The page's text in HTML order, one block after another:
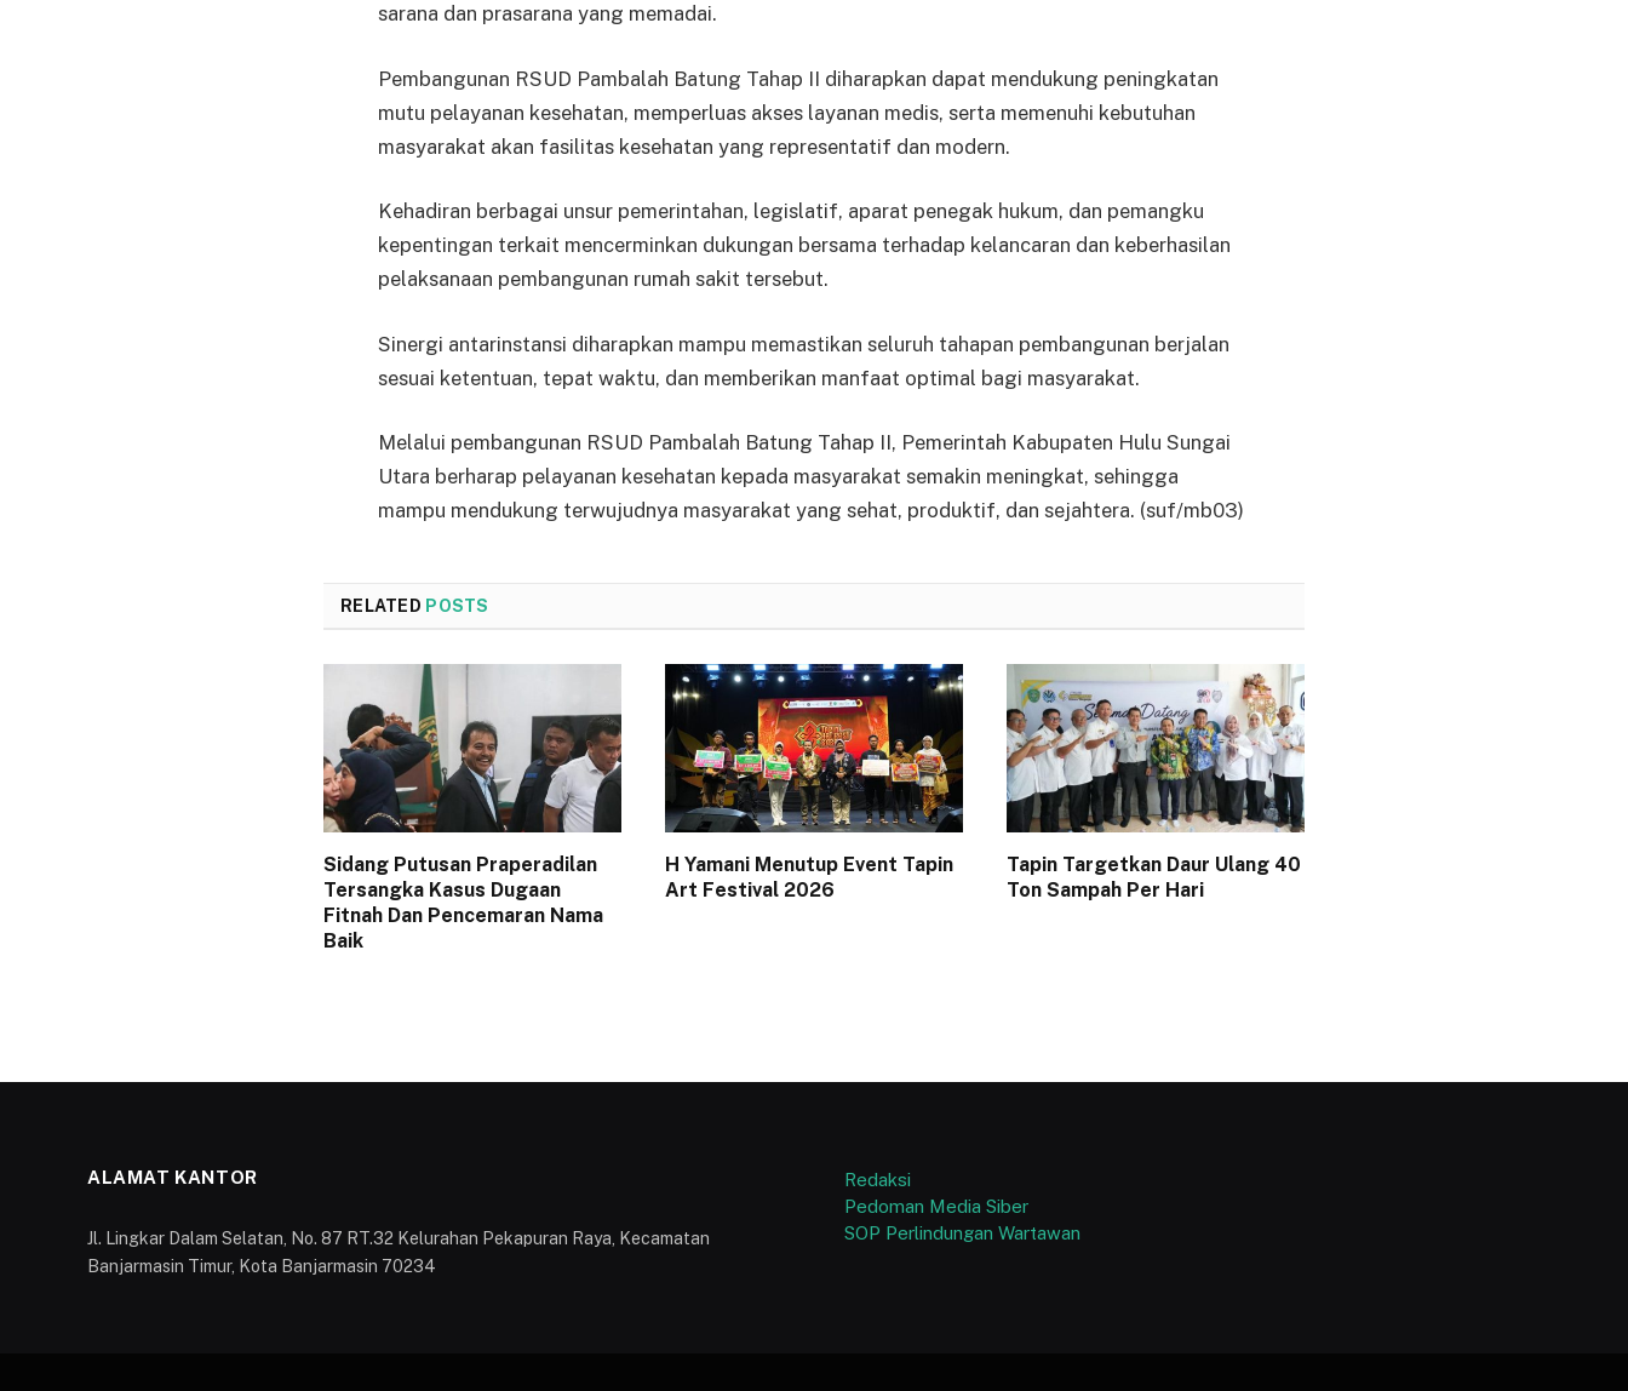
sarana dan prasarana yang memadai.
Pembangunan RSUD Pambalah Batung Tahap II diharapkan dapat mendukung peningkatan
mutu pelayanan kesehatan, memperluas akses layanan medis, serta memenuhi kebutuhan
masyarakat akan fasilitas kesehatan yang representatif dan modern.
Kehadiran berbagai unsur pemerintahan, legislatif, aparat penegak hukum, dan pemangku
kepentingan terkait mencerminkan dukungan bersama terhadap kelancaran dan keberhasilan
pelaksanaan pembangunan rumah sakit tersebut.
Sinergi antarinstansi diharapkan mampu memastikan seluruh tahapan pembangunan berjalan
sesuai ketentuan, tepat waktu, dan memberikan manfaat optimal bagi masyarakat.
Melalui pembangunan RSUD Pambalah Batung Tahap II, Pemerintah Kabupaten Hulu Sungai
Utara berharap pelayanan kesehatan kepada masyarakat semakin meningkat, sehingga
mampu mendukung terwujudnya masyarakat yang sehat, produktif, dan sejahtera. (suf/mb03)
RELATED POSTS
Sidang Putusan Praperadilan
Tersangka Kasus Dugaan
Fitnah Dan Pencemaran Nama
Baik
H Yamani Menutup Event Tapin
Art Festival 2026
Tapin Targetkan Daur Ulang 40
Ton Sampah Per Hari
ALAMAT KANTOR
Jl. Lingkar Dalam Selatan, No. 87 RT.32 Kelurahan Pekapuran Raya, Kecamatan
Banjarmasin Timur, Kota Banjarmasin 70234
Redaksi
Pedoman Media Siber
SOP Perlindungan Wartawan